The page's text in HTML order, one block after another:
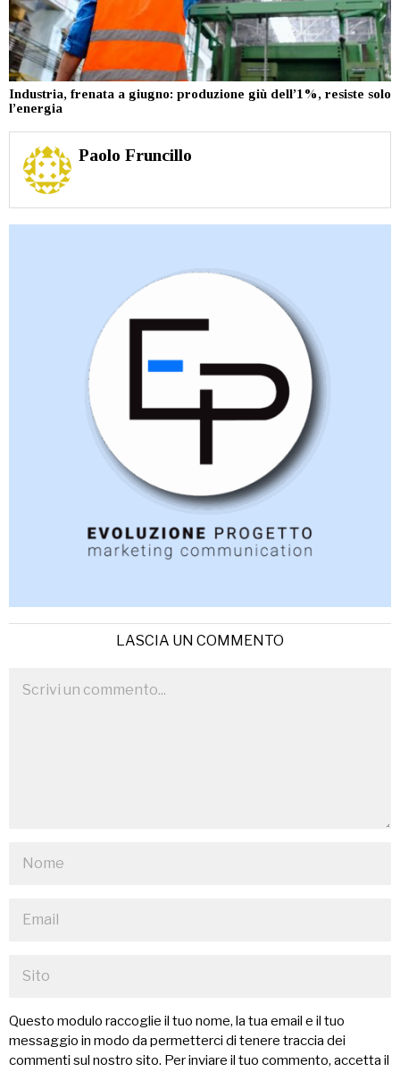
Industria, frenata a giugno: produzione giù dell’1%, resiste solo
l’energia
Paolo Fruncillo
LASCIA UN COMMENTO
Questo modulo raccoglie il tuo nome, la tua email e il tuo
messaggio in modo da permetterci di tenere traccia dei
commenti sul nostro sito. Per inviare il tuo commento, accetta il